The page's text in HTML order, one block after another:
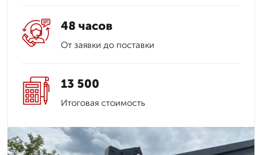
48 часов
От заявки до поставки
13 500
Итоговая стоимость